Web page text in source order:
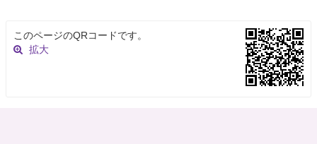
このページのQRコードです。
拡大